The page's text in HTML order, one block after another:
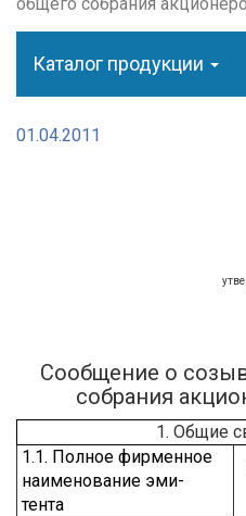
Каталог продукции
01.04.2011
Сообщение о
собрания
1. Общие
1.1. Полное фирменное
наименование эми-
тента